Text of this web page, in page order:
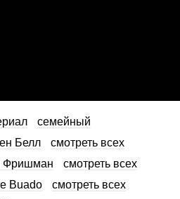
семейный
Белл
смотреть всех
Фришман
смотреть всех
Buado
смотреть всех